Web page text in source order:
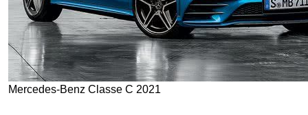
Mercedes-Benz Classe C 2021